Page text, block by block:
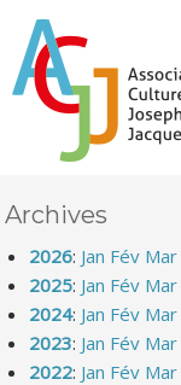
Archives
2026: Jan Fév Mar
2025: Jan Fév Mar
2024: Jan Fév Mar
2023: Jan Fév Mar
2022: Jan Fév Mar